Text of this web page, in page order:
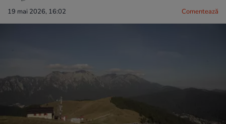
19 mai 2026, 16:02 Comentează